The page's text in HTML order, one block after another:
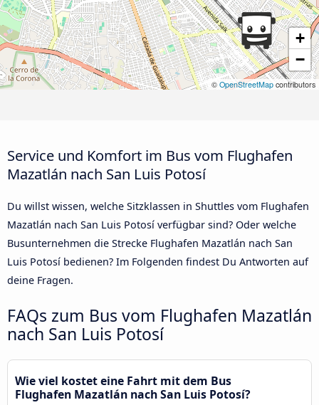
+
−
© OpenStreetMap contributors
Service und Komfort im Bus vom Flughafen
Mazatlán nach San Luis Potosí
Du willst wissen, welche Sitzklassen in Shuttles vom Flughafen
Mazatlán nach San Luis Potosí verfügbar sind? Oder welche
Busunternehmen die Strecke Flughafen Mazatlán nach San
Luis Potosí bedienen? Im Folgenden findest Du Antworten auf
deine Fragen.
FAQs zum Bus vom Flughafen Mazatlán
nach San Luis Potosí
Wie viel kostet eine Fahrt mit dem Bus
Flughafen Mazatlán nach San Luis Potosí?